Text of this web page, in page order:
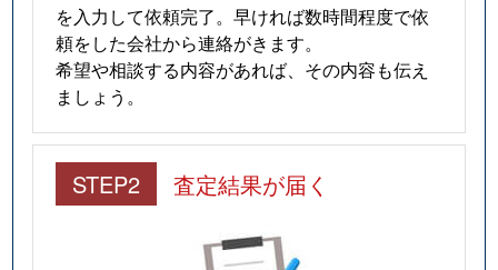
を入力して依頼完了。早ければ数時間程度で依
頼をした会社から連絡がきます。
希望や相談する内容があれば、その内容も伝え
ましょう。
STEP2 査定結果が届く